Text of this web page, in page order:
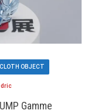
OBJECT
Gamme